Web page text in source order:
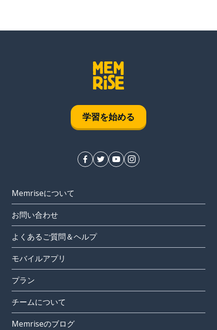
学習を始める
Memriseについて
お問い合わせ
よくあるご質問＆ヘルプ
モバイルアプリ
プラン
チームについて
Memriseのブログ